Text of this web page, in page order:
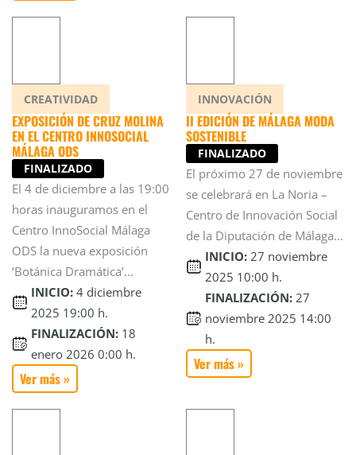
CREATIVIDAD
EXPOSICIÓN DE CRUZ MOLINA
EN EL CENTRO INNOSOCIAL
MÁLAGA ODS
FINALIZADO
El 4 de diciembre a las 19:00
horas inauguramos en el
Centro InnoSocial Málaga
ODS la nueva exposición
‘Botánica Dramática’...
INICIO: 4 diciembre
2025 19:00 h.
FINALIZACIÓN: 18
enero 2026 0:00 h.
Ver más »
INNOVACIÓN
II EDICIÓN DE MÁLAGA MODA
SOSTENIBLE
FINALIZADO
El próximo 27 de noviembre
se celebrará en La Noria –
Centro de Innovación Social
de la Diputación de Málaga...
INICIO: 27 noviembre
2025 10:00 h.
FINALIZACIÓN: 27
noviembre 2025 14:00
h.
Ver más »